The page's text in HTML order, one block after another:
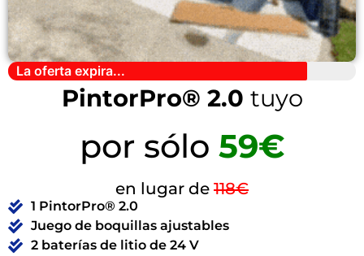
La oferta expira...
PintorPro® 2.0 tuyo
por sólo 59€
en lugar de 118€
1 PintorPro® 2.0
Juego de boquillas ajustables
2 baterías de litio de 24 V